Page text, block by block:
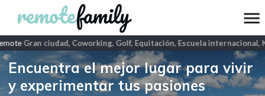
Gran ciudad, Coworking, Golf, Equitación, Escuela internacional,
Encuentra el mejor lugar para vivir
y experimentar tus pasiones